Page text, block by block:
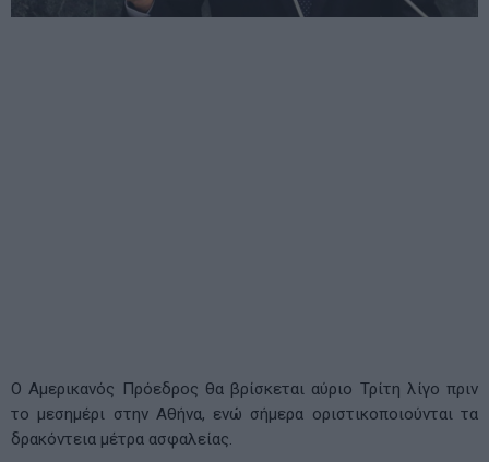
Ο Αμερικανός Πρόεδρος θα βρίσκεται αύριο Τρίτη λίγο πριν
το μεσημέρι στην Αθήνα, ενώ σήμερα οριστικοποιούνται τα
δρακόντεια μέτρα ασφαλείας.